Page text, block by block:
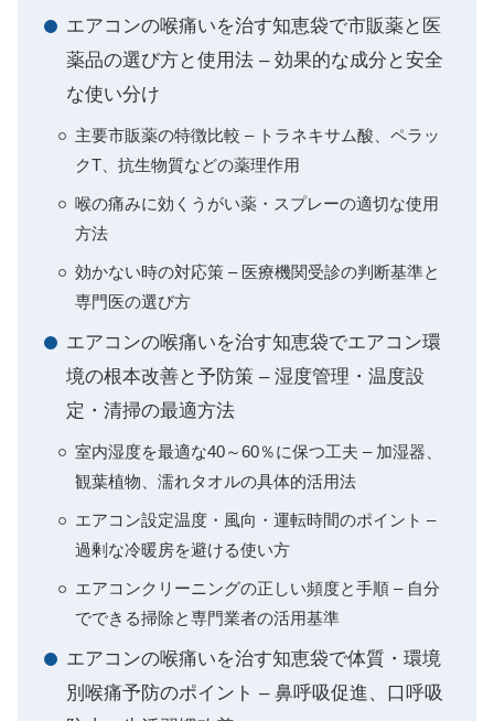
エアコンの喉痛いを治す知恵袋で市販薬と医
薬品の選び方と使用法 – 効果的な成分と安全
な使い分け
主要市販薬の特徴比較 – トラネキサム酸、ペラッ
クT、抗生物質などの薬理作用
喉の痛みに効くうがい薬・スプレーの適切な使用
方法
効かない時の対応策 – 医療機関受診の判断基準と
専門医の選び方
エアコンの喉痛いを治す知恵袋でエアコン環
境の根本改善と予防策 – 湿度管理・温度設
定・清掃の最適方法
室内湿度を最適な40～60％に保つ工夫 – 加湿器、
観葉植物、濡れタオルの具体的活用法
エアコン設定温度・風向・運転時間のポイント –
過剰な冷暖房を避ける使い方
エアコンクリーニングの正しい頻度と手順 – 自分
でできる掃除と専門業者の活用基準
エアコンの喉痛いを治す知恵袋で体質・環境
別喉痛予防のポイント – 鼻呼吸促進、口呼吸